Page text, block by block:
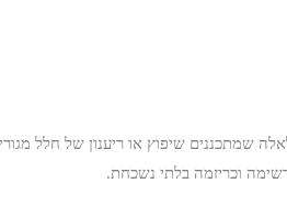
שמתכננים שיפוץ או ריענון של חלל
וכריזמה בלתי נשכחת.